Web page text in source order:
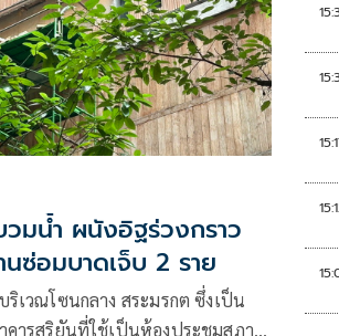
มน้ำ ผนังอิฐร่วงกราว
ซ่อมบาดเจ็บ 2 ราย
ริเวณโซนกลาง สระมรกต ซึ่งเป็น
คารสุริยันที่ใช้เป็นห้องประชุมสภาผู้